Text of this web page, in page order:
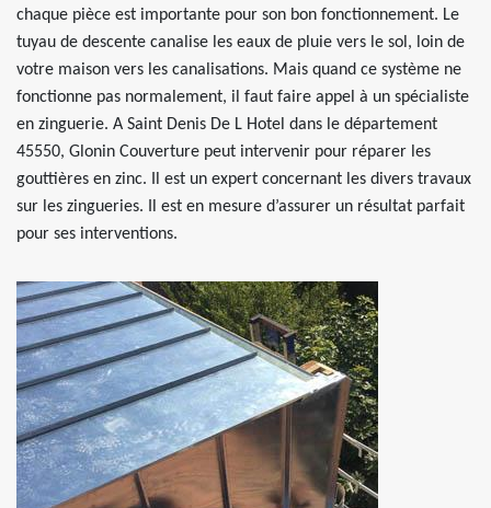
chaque pièce est importante pour son bon fonctionnement. Le
tuyau de descente canalise les eaux de pluie vers le sol, loin de
votre maison vers les canalisations. Mais quand ce système ne
fonctionne pas normalement, il faut faire appel à un spécialiste
en zinguerie. A Saint Denis De L Hotel dans le département
45550, Glonin Couverture peut intervenir pour réparer les
gouttières en zinc. Il est un expert concernant les divers travaux
sur les zingueries. Il est en mesure d’assurer un résultat parfait
pour ses interventions.